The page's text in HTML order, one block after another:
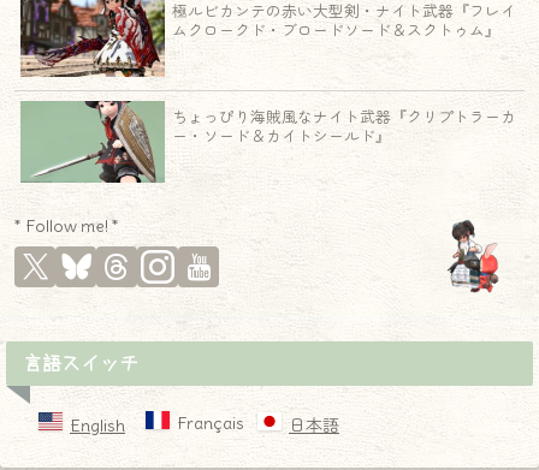
極ルビカンテの赤い大型剣・ナイト武器『フレイ
ムクロークド・ブロードソード＆スクトゥム』
ちょっぴり海賊風なナイト武器『クリプトラーカ
ー・ソード＆カイトシールド』
* Follow me! *
言語スイッチ
English Français 日本語